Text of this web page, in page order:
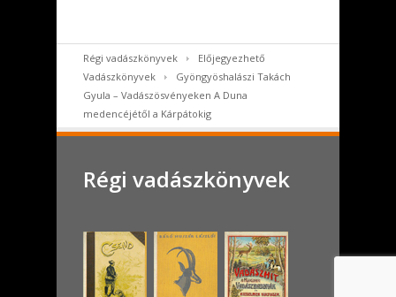
Régi vadászkönyvek
Előjegyezhető
Vadászkönyvek
Gyöngyöshalászi Takách
Gyula – Vadászösvényeken A Duna
medencéjétől a Kárpátokig
Régi vadászkönyvek